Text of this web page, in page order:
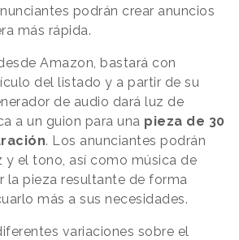
podrán crear anuncios
más rápida.
Amazon, bastará con
del listado y a partir de su
de audio dará luz de
a un guion para una pieza de 30
. Los anunciantes podrán
y el tono, así como música de
la pieza resultante de forma
más a sus necesidades.
variaciones sobre el